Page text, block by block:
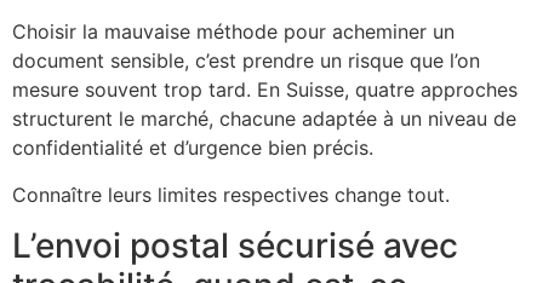
Choisir la mauvaise méthode pour acheminer un
document sensible, c’est prendre un risque que l’on
mesure souvent trop tard. En Suisse, quatre approches
structurent le marché, chacune adaptée à un niveau de
confidentialité et d’urgence bien précis.
Connaître leurs limites respectives change tout.
L’envoi postal sécurisé avec